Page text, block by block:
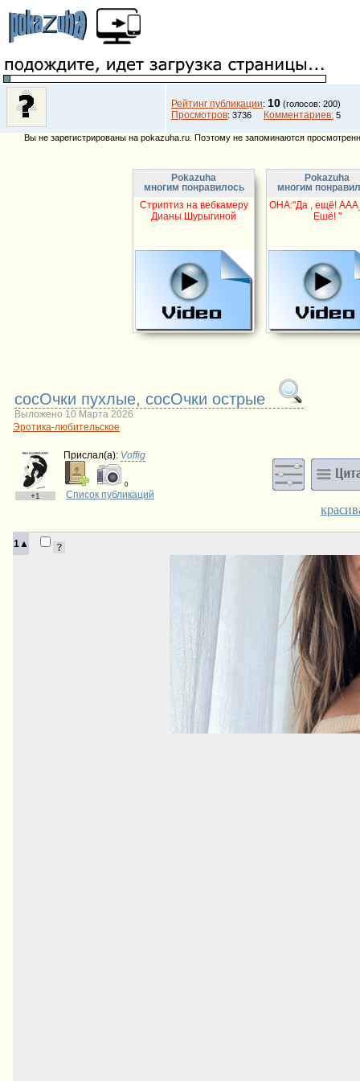
Рейтинг публикации: 10 (голосов: 200)
Просмотров: 3736 Комментариев: 5
Вы не зарегистрированы на pokazuha.ru. Поэтому не запоминаются
Pokazuha
многим понравилось
Стриптиз на вебкамеру
Дианы Шурыгиной
Pokazuha
многим
ОНА:"Да , ещё!
Ешё! "
сосОчки пухлые, сосОчки острые
Выложено 10 Марта 2026
Эротика-любительское
+1
Прислал(a): Voffig
0
Список публикаций
1▲